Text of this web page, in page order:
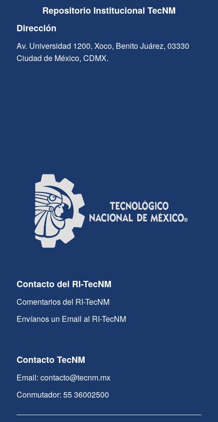
Repositorio Institucional TecNM
Dirección
Av. Universidad 1200, Xoco, Benito Juárez, 03330
Ciudad de México, CDMX.
Contacto del RI-TecNM
Comentarios del RI-TecNM
Envíanos un Email al RI-TecNM
Contacto TecNM
Email: contacto@tecnm.mx
Conmutador: 55 36002500